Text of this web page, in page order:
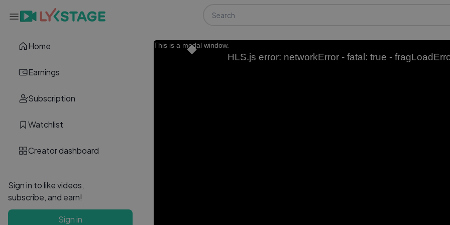
Home
Earnings
Subscription
Watchlist
Creator dashboard
Sign in to like videos,
subscribe, and earn!
Sign in
This is a modal window.
HLS.js error: networkError - fatal: true -